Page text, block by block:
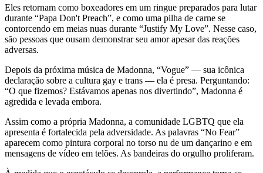
Eles retornam como boxeadores em um ringue preparados para lutar
durante “Papa Don't Preach”, e como uma pilha de carne se
contorcendo em meias nuas durante “Justify My Love”. Nesse caso,
são pessoas que ousam demonstrar seu amor apesar das reações
adversas.
Depois da próxima música de Madonna, “Vogue” — sua icônica
declaração sobre a cultura gay e trans — ela é presa. Perguntando:
“O que fizemos? Estávamos apenas nos divertindo”, Madonna é
agredida e levada embora.
Assim como a própria Madonna, a comunidade LGBTQ que ela
apresenta é fortalecida pela adversidade. As palavras “No Fear”
aparecem como pintura corporal no torso nu de um dançarino e em
mensagens de vídeo em telões. As bandeiras do orgulho proliferam.